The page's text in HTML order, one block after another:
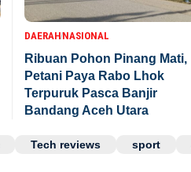
DAERAHNASIONAL
Ribuan Pohon Pinang Mati,
Petani Paya Rabo Lhok
Terpuruk Pasca Banjir
Bandang Aceh Utara
Tech reviews sport